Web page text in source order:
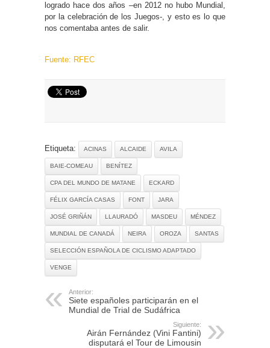
logrado hace dos años –en 2012 no hubo Mundial,
por la celebración de los Juegos-, y esto es lo que
nos comentaba antes de salir.
Fuente: RFEC
Etiqueta: ACINAS ALCAIDE AVILA
BAIE-COMEAU BENÍTEZ
CPA DEL MUNDO DE MATANE ECKARD
FÉLIX GARCÍA CASAS FONT JARA
JOSÉ GRIÑÁN LLAURADÓ MASDEU MÉNDEZ
MUNDIAL DE CANADÁ NEIRA OROZA SANTAS
SELECCIÓN ESPAÑOLA DE CICLISMO ADAPTADO
VENGE
Anterior:
Siete españoles participarán en el
Mundial de Trial de Sudáfrica
Siguiente:
Airán Fernández (Vini Fantini)
disputará el Tour de Limousin